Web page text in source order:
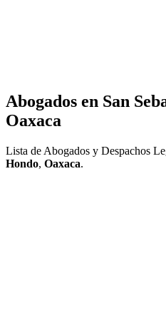
Abogados en San
Oaxaca
Lista de Abogados y Despachos
Hondo, Oaxaca.